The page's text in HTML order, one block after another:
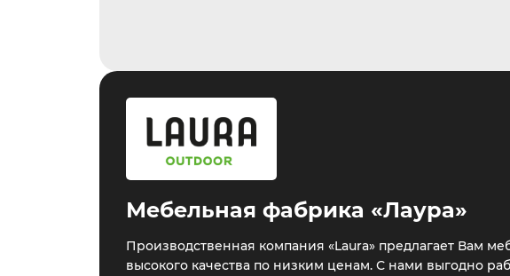
Мебельная фабрика «Лаура»
Производственная компания «Laura» предлагает Вам
высокого качества по низким ценам. С нами выгодно